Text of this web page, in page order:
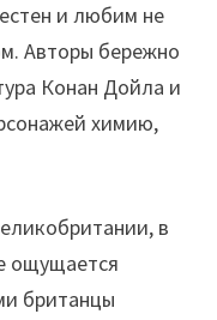
и любим не
Авторы бережно
Конан Дойла и
химию,
в
ощущается
британцы